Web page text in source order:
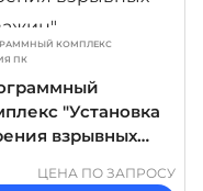
КОМПЛЕКС
ПК
"Установка
взрывных
ЦЕНА ПО ЗАПРОСУ